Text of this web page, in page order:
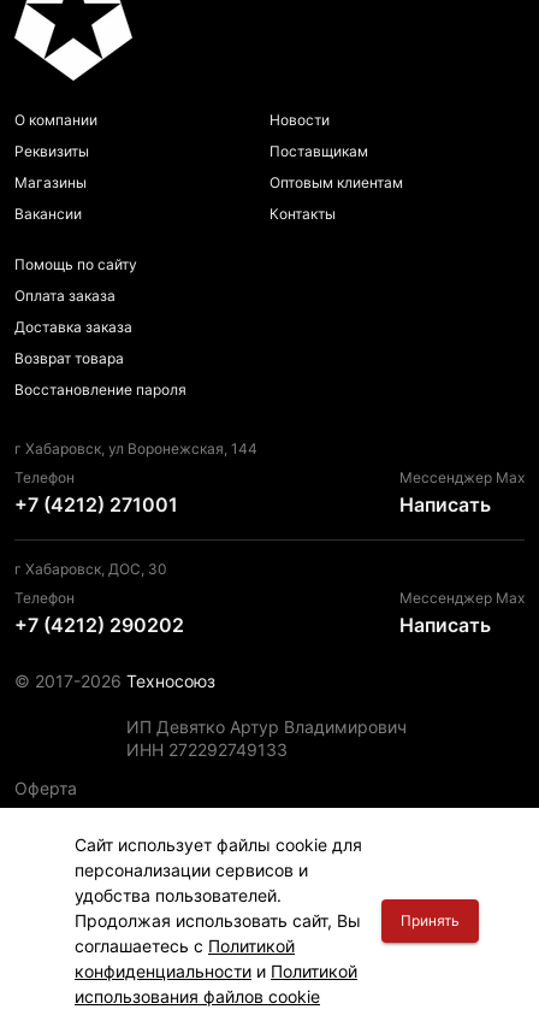
Сайт использует файлы cookie для
персонализации сервисов и
удобства пользователей.
Продолжая использовать сайт, Вы
соглашаетесь с Политикой
конфиденциальности и Политикой
использования файлов cookie
Принять
Главная Финансы Каталог
О компании
Реквизиты
Магазины
Вакансии
Новости
Поставщикам
Оптовым клиентам
Контакты
Помощь по сайту
Оплата заказа
Доставка заказа
Возврат товара
Восстановление пароля
г Хабаровск, ул Воронежская, 144
Телефон
+7 (4212) 271001
Мессенджер Max
Написать
г Хабаровск, ДОС, 30
Телефон
+7 (4212) 290202
Мессенджер Max
Написать
© 2017-2026 Техносоюз
ИП Девятко Артур Владимирович
ИНН 272292749133
Оферта
Политика конфиденциальности
Политика использования файлов cookie
Информация для правообладателей